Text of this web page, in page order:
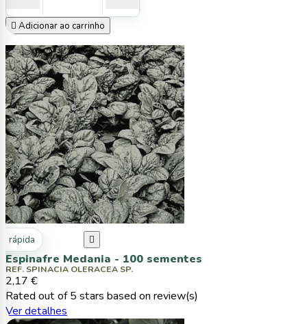
 Adicionar ao carrinho
rápida 
Espinafre Medania - 100 sementes
REF. SPINACIA OLERACEA SP.
2,17 €
Rated out of 5 stars based on review(s)
Ver detalhes